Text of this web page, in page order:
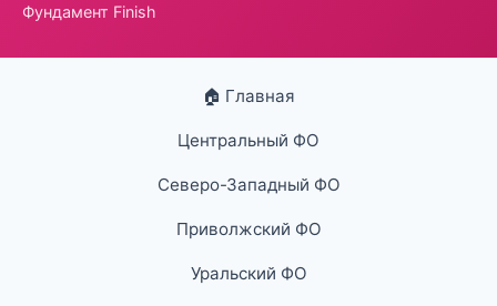
Фундамент Finish
🏠 Главная
Центральный ФО
Северо-Западный ФО
Приволжский ФО
Уральский ФО